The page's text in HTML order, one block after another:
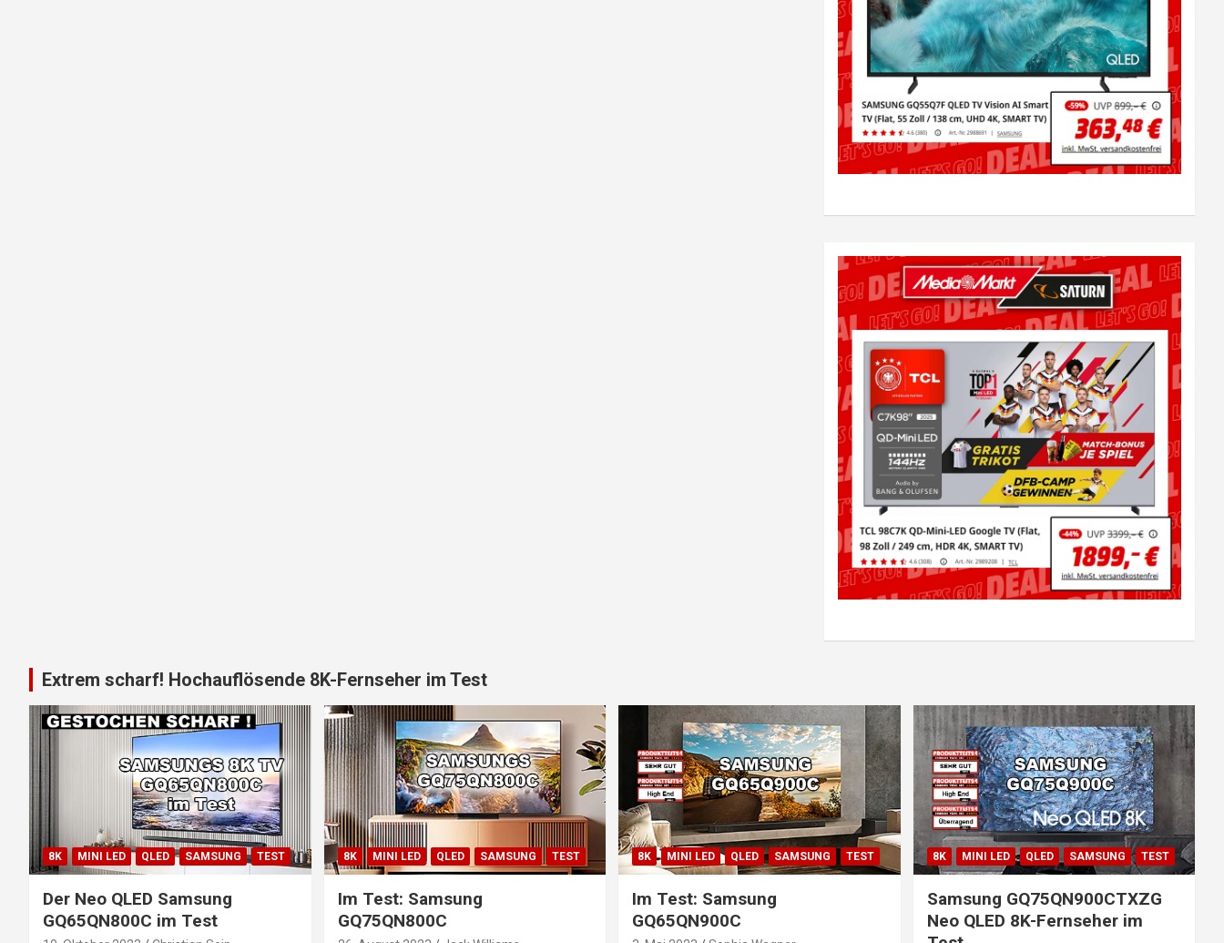
Extrem scharf! Hochauflösende 8K-Fernseher im Test
8K MINI LED QLED SAMSUNG TEST
Der Neo QLED Samsung
GQ65QN800C im Test
8K MINI LED QLED SAMSUNG TEST
Im Test: Samsung
GQ75QN800C
8K MINI LED QLED SAMSUNG TEST
Im Test: Samsung
GQ65QN900C
8K MINI LED QLED SAMSUNG TEST
Samsung GQ75QN900CTXZG
Neo QLED 8K-Fernseher im